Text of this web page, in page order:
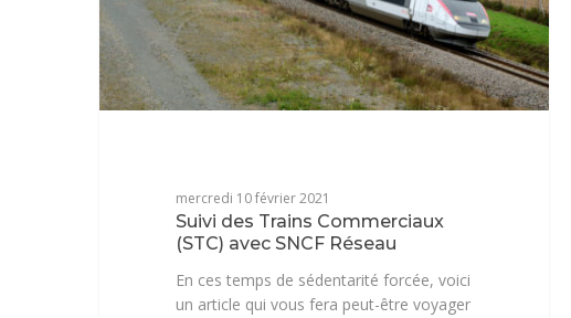
mercredi 10 février 2021
Suivi des Trains Commerciaux
(STC) avec SNCF Réseau
En ces temps de sédentarité forcée, voici
un article qui vous fera peut-être voyager